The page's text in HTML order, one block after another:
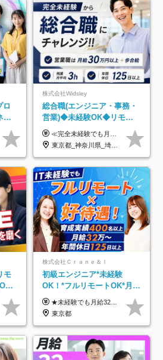
ロ
ス
サ
株式会社Widsley
総合職(エンジニア・事務・
営業)◆未経験OK◆リモー
トあり◆残業月3h◆服装髪
型自由
≪完全未経験でも月給40万円以上も可能です！≫ -------------- 【1】ITエンジニア 月給26万円～50万円＋プロジェクト手当＋資格手当 【2】IT事務、営業事務 月給26万円～50万円＋プロジェクト手当＋資格手当 ≪【1】【2】共通≫ ★上記給与には固定残業代20時間分(月3万719円～)を含みます。残業が超過した場合は、追加支給します(残業は月平均3時間とほぼ発生しません。残業がなくても、固定残業代は支給されます) ★試用期間6ヵ月あり（期間中は月給23万1000円～。固定残業代20時間分3万719円～を含む／超過分は別途支給） -------------- 【3】SES営業、SaaS営業 月給30万円以上＋インセンティブ＋各種手当 ★上記給与には固定残業代45時間分(月7万6967円～)を含みます。残業が超過した場合は、追加支給します(残業は月平均3時間とほぼ発生しません。残業がなくても、固定残業代は支給されます) ★試用期間6ヵ月あり(期間中も給与や福利厚生は同じです)
東京都_神奈川県_埼玉県_千葉県_大阪府_愛知県_北海道_青森県_岩手県_宮城県_秋田県_山形県_福島県_茨城県_栃木県_群馬県_新潟県_山梨県_長野県_富山県_石川県_福井県_静岡県_岐阜県_三重県_兵庫県_京都府_滋賀県_奈良県_和歌山県_広島県_岡山県_鳥取県_島根県_山口県_徳島県_香川県_愛媛県_高知県_福岡県_熊本県_佐賀県_長崎県_大分県_宮崎県_鹿児島県_沖縄県
モ
前
株式会社Ｃｒａｎｅ＆Ｉ
初級エンジニア*未経験
OK！*フルリモートOK*月給
32万～*残業月9.8h*1ヶ月の
研修*資格取得率100％
★未経験でも月給32万円スタート★ 月収32万円～35万円＋各種手当（資格手当だけで毎月15万の上乗せ実績あり！） ★資格手当豊富！1資格につき最大3万円支給 ★功績手当の導入で、毎月のお給与に上乗せで最大10万円支給している社員も！ ★1回の昇級で年収数十万UPも可 ★ゆくゆくは年収1000万以上も目指せる 年俸384万円～1,162万8,000円（12分割） ※経験・スキルを考慮の上決定します ※上記金額には固定残業代（月30h分・60,800円～66,500円）を含みます ※超過分は別途全額支給します ※試用期間2ヶ月間あり（その他待遇に差異はありません）
東京都